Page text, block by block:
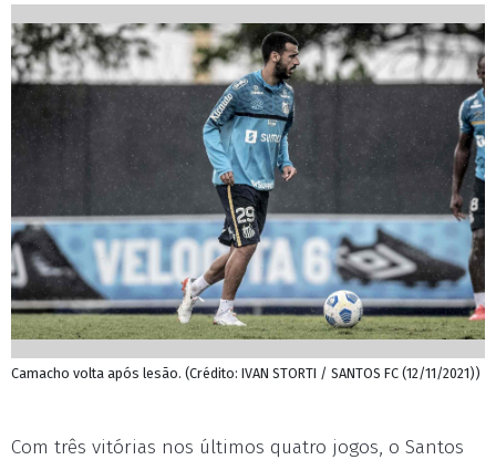
Camacho volta após lesão. (Crédito: IVAN STORTI / SANTOS FC (12/11/2021))
Com três vitórias nos últimos quatro jogos, o Santos